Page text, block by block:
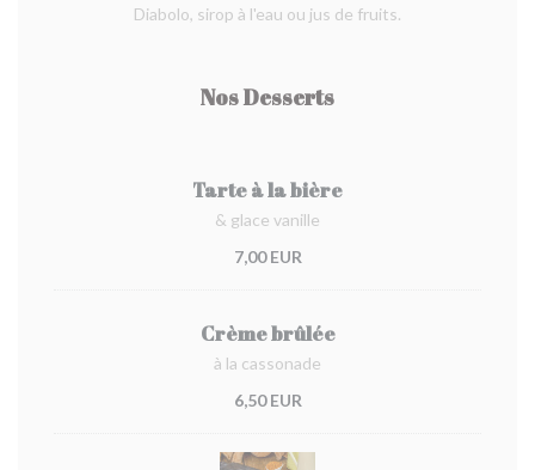
Diabolo, sirop à l'eau ou jus de fruits.
Nos Desserts
Tarte à la bière
& glace vanille
7,00 EUR
Crème brûlée
à la cassonade
6,50 EUR